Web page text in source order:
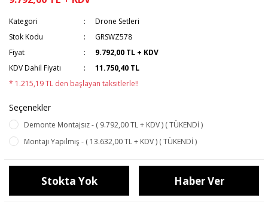
Kategori
Drone Setleri
Stok Kodu
GRSWZ578
Fiyat
9.792,00 TL + KDV
KDV Dahil Fiyatı
11.750,40 TL
* 1.215,19 TL den başlayan taksitlerle!!
Seçenekler
Demonte Montajsız - ( 9.792,00 TL + KDV ) ( TÜKENDİ )
Montajı Yapılmış - ( 13.632,00 TL + KDV ) ( TÜKENDİ )
Stokta Yok Haber Ver